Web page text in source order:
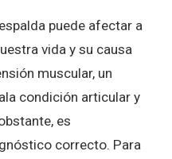
puede afectar a
vida y su causa
muscular, un
condición articular y
es
correcto. Para